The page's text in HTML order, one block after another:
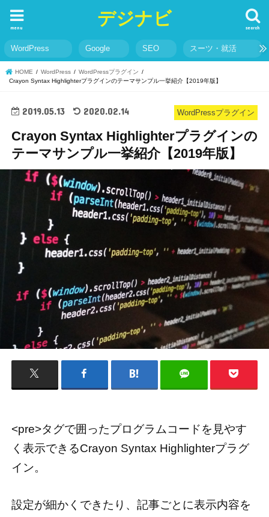
デジナビ search
menu
WordPress Google SEO スーツ・就活
HOME WordPress
WordPressプラグイン
Crayon Syntax Highlighterプラグインのテーマサンプル一挙紹介【2019年版】
WordPressプラグイン
2019.05.13 2020.02.14
Crayon Syntax Highlighterプラグインの
テーマサンプル一挙紹介【2019年版】
<pre>タグで囲ったプログラムコードを見やす
く表示できるCrayon Syntax Highlighterプラグ
イン。
設定が細かくできたり、記事ごとに表示内容を